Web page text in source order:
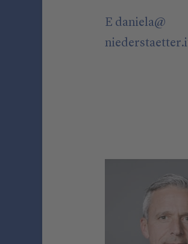
E daniela@
niederstaetter